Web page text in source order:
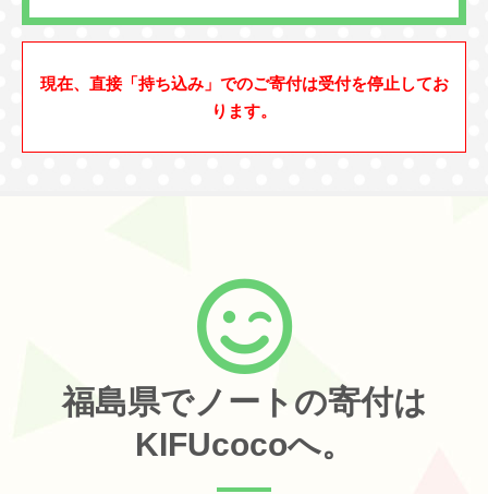
現在、直接「持ち込み」でのご寄付は受付を停止してお
ります。
福島県でノートの寄付は
KIFUcocoへ。